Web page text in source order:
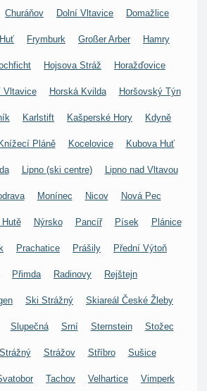
Churáňov Dolní Vltavice Domažlice
Frymburk Großer Arber Hamry
Hojsova Stráž Horažďovice
Vltavice Horská Kvilda Horšovský Týn
Karlstift Kašperské Hory Kdyně
Knížecí Pláně Kocelovice Kubova Huť
Lipno (ski centre) Lipno nad Vltavou
Monínec Nicov Nová Pec
Hutě Nýrsko Pancíř Písek Plánice
Prachatice Prášily Přední Výtoň
Přimda Radinovy Rejštejn
Ski Strážný Skiareál České Žleby
Slupečná Srní Sternstein Stožec
Strážný Strážov Stříbro Sušice
Tachov Velhartice Vimperk